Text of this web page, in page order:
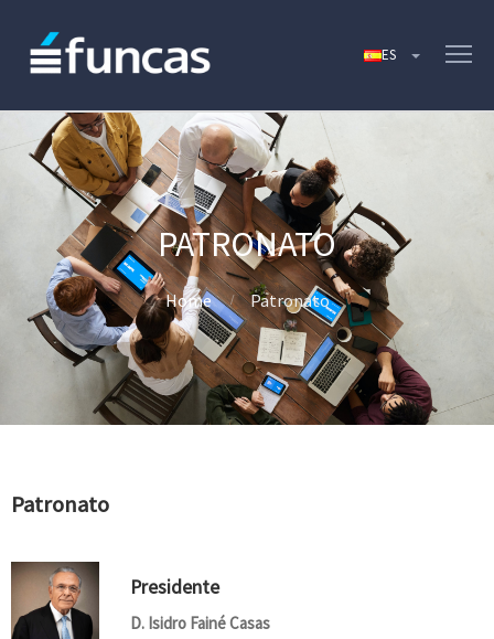
PATRONATO
Home Patronato
Patronato
Presidente
D. Isidro Fainé Casas